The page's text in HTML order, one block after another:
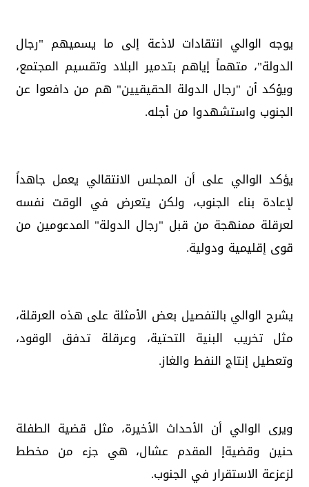
يوجه الوالي انتقادات لاذعة إلى ما يسميهم "رجال
الدولة"، متهماً إياهم بتدمير البلاد وتقسيم المجتمع،
ويؤكد أن "رجال الدولة الحقيقيين" هم من دافعوا عن
الجنوب واستشهدوا من أجله.
يؤكد الوالي على أن المجلس الانتقالي يعمل جاهداً
لإعادة بناء الجنوب، ولكن يتعرض في الوقت نفسه
لعرقلة ممنهجة من قبل "رجال الدولة" المدعومين من
قوى إقليمية ودولية.
يشرح الوالي بالتفصيل بعض الأمثلة على هذه العرقلة،
مثل تخريب البنية التحتية، وعرقلة تدفق الوقود،
وتعطيل إنتاج النفط والغاز.
ويرى الوالي أن الأحداث الأخيرة، مثل قضية الطفلة
حنين وقضيةإ المقدم عشال، هي جزء من مخطط
لزعزعة الاستقرار في الجنوب.